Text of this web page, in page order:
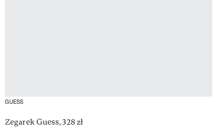
GUESS
Zegarek Guess, 328 zł